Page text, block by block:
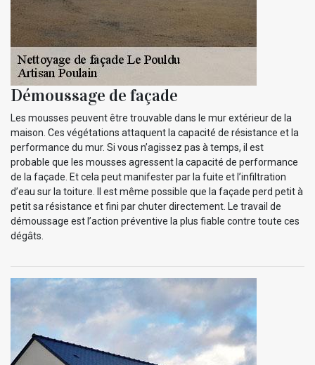
Démoussage de façade
Les mousses peuvent être trouvable dans le mur extérieur de la
maison. Ces végétations attaquent la capacité de résistance et la
performance du mur. Si vous n’agissez pas à temps, il est
probable que les mousses agressent la capacité de performance
de la façade. Et cela peut manifester par la fuite et l’infiltration
d’eau sur la toiture. Il est même possible que la façade perd petit à
petit sa résistance et fini par chuter directement. Le travail de
démoussage est l’action préventive la plus fiable contre toute ces
dégâts.